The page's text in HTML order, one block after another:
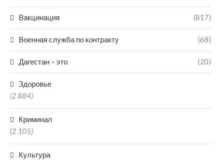
Вакцинация (817)
Военная служба по контракту (68)
Дагестан – это (20)
Здоровье
(2 884)
Криминал
(2 105)
Культура